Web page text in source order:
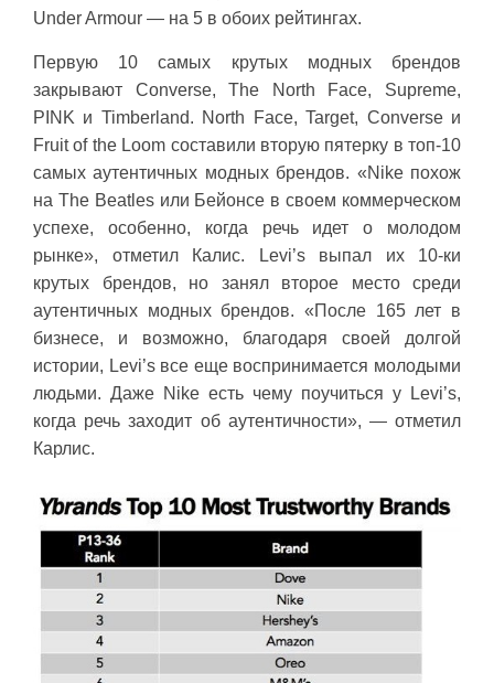
Under Armour — на 5 в обоих рейтингах.
Первую 10 самых крутых модных брендов
закрывают Converse, The North Face, Supreme,
PINK и Timberland. North Face, Target, Converse и
Fruit of the Loom составили вторую пятерку в топ-10
самых аутентичных модных брендов. «Nike похож
на The Beatles или Бейонсе в своем коммерческом
успехе, особенно, когда речь идет о молодом
рынке», отметил Калис. Levi’s выпал их 10-ки
крутых брендов, но занял второе место среди
аутентичных модных брендов. «После 165 лет в
бизнесе, и возможно, благодаря своей долгой
истории, Levi’s все еще воспринимается молодыми
людьми. Даже Nike есть чему поучиться у Levi’s,
когда речь заходит об аутентичности», — отметил
Карлис.